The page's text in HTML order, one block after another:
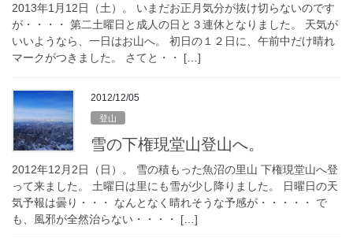
2013年1月12日（土）。 いまだお正月気分が抜け切らないのです
が・・・・ 第二土曜日と成人の日と３連休となりました。 天気が
いいようなら、一日はお山へ。 初日の１２日に、午前中だけ晴れ
マークがつきました。 さてと・・ […]
2012/12/05
登山
雪の下権現堂山登山へ。
2012年12月2日（日）。 雪の積もった魚沼の里山 下権現堂山へ登
って来ました。 土曜日は里にも雪が少し降りました。 日曜日の天
気予報は曇り・・・ なんとなく晴れそうな予感が・・・・・ で
も、風邪が全然治らない・・・・ […]